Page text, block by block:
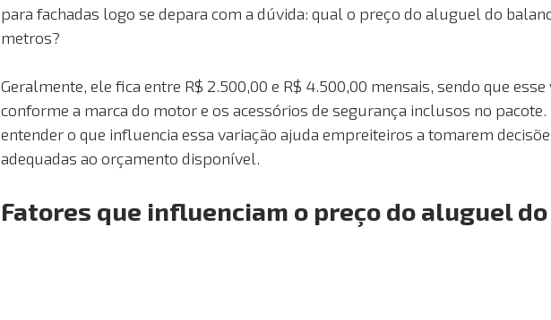
para fachadas logo se depara com a dúvida: qual o preço do aluguel do
metros?
Geralmente, ele fica entre R$ 2.500,00 e R$ 4.500,00 mensais, sendo que
conforme a marca do motor e os acessórios de segurança inclusos no
entender o que influencia essa variação ajuda empreiteiros a tomarem
adequadas ao orçamento disponível.
Fatores que influenciam o preço do aluguel